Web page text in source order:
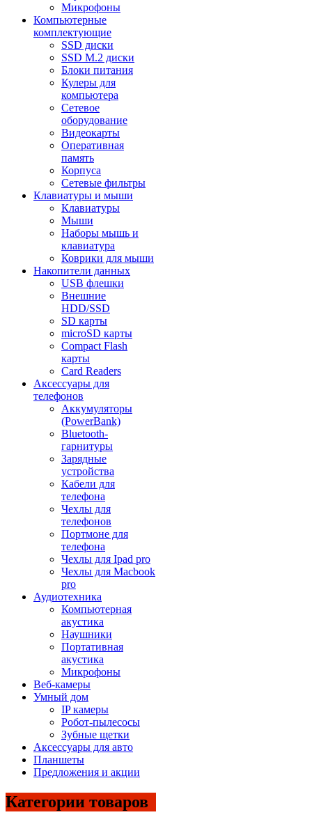
Микрофоны
Компьютерные
комплектующие
SSD диски
SSD M.2 диски
Блоки питания
Кулеры для
компьютера
Сетевое
оборудование
Видеокарты
Оперативная
память
Корпуса
Сетевые фильтры
Клавиатуры и мыши
Клавиатуры
Мыши
Наборы мышь и
клавиатура
Коврики для мыши
Накопители данных
USB флешки
Внешние
HDD/SSD
SD карты
microSD карты
Compact Flash
карты
Card Readers
Аксессуары для
телефонов
Аккумуляторы
(PowerBank)
Bluetooth-
гарнитуры
Зарядные
устройства
Кабели для
телефона
Чехлы для
телефонов
Портмоне для
телефона
Чехлы для Ipad pro
Чехлы для Macbook
pro
Аудиотехника
Компьютерная
акустика
Наушники
Портативная
акустика
Микрофоны
Веб-камеры
Умный дом
IP камеры
Робот-пылесосы
Зубные щетки
Аксессуары для авто
Планшеты
Предложения и акции
Категории товаров